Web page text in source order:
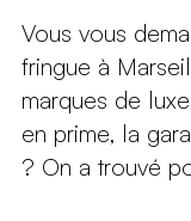
Vous vous
fringue à
marques de
en prime, la
? On a trouvé